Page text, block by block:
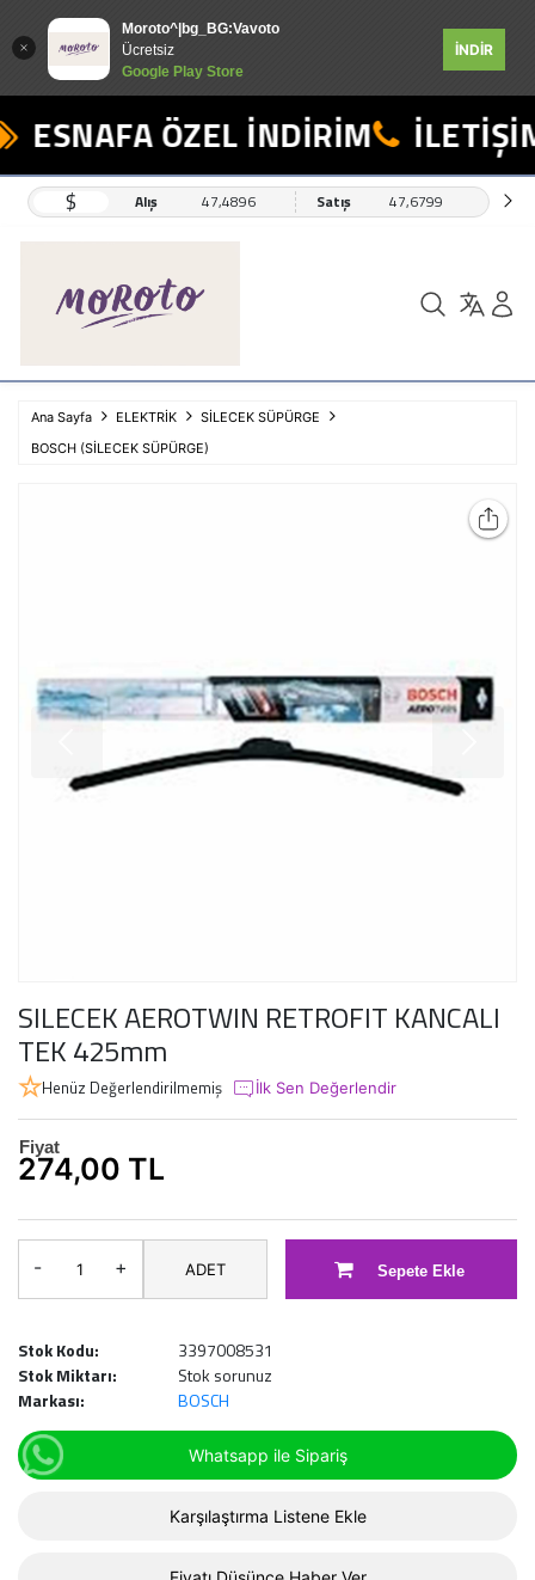
Moroto^|bg_BG:Vavoto
Ücretsiz
Google Play Store
İNDİR
ESNAFA ÖZEL İNDİRİM
$ Alış 47,4896 Satış 47,6799
Ana Sayfa ELEKTRİK
SİLECEK SÜPÜRGE
BOSCH (SİLECEK SÜPÜRGE)
SILECEK AEROTWIN RETROFIT KANCALI
TEK 425mm
Henüz Değerlendirilmemiş İlk Sen Değerlendir
Fiyat
274,00 TL
- + ADET Sepete Ekle
Stok Kodu:
3397008531
Stok Miktarı:
Stok sorunuz
Markası:
BOSCH
Whatsapp ile Sipariş
Karşılaştırma Listene Ekle